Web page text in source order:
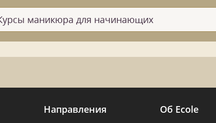
Направления Об Ecole